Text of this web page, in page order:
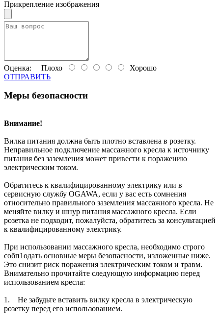
Прикрепление изображения
Оценка: Плохо
Хорошо
ОТПРАВИТЬ
Меры безопасности
Внимание!
Вилка питания должна быть плотно вставлена в розетку.
Неправильное подключение массажного кресла к источнику
питания без заземления может привести к поражению
электрическим током.
Обратитесь к квалифицированному электрику или в
сервисную службу OGAWA, если у вас есть сомнения
относительно правильного заземления массажного кресла. Не
меняйте вилку и шнур питания массажного кресла. Если
розетка не подходит, пожалуйста, обратитесь за консультацией
к квалифицированному электрику.
При использовании массажного кресла, необходимо строго
собп1одать основные меры безопасности, изложенные ниже.
Это снизит риск поражения электрическим током и травм.
Внимательно прочитайте следующую информацию перед
использованием кресла:
1. Не забудьте вставить вилку кресла в электрическую
розетку перед его использованием.